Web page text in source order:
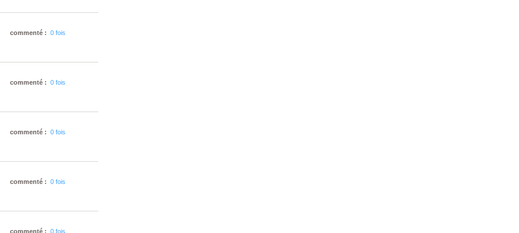
commenté : 0 fois
commenté : 0 fois
commenté : 0 fois
commenté : 0 fois
commenté : 0 fois